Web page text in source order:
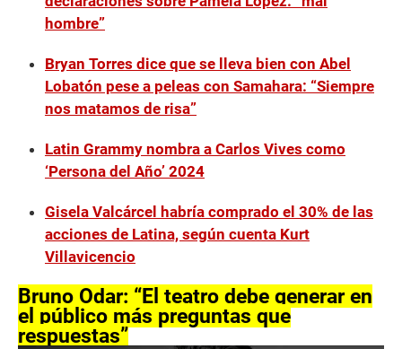
hombre”
Bryan Torres dice que se lleva bien con Abel
Lobatón pese a peleas con Samahara: “Siempre
nos matamos de risa”
Latin Grammy nombra a Carlos Vives como
‘Persona del Año’ 2024
Gisela Valcárcel habría comprado el 30% de las
acciones de Latina, según cuenta Kurt
Villavicencio
Bruno Odar: “El teatro debe generar en
el público más preguntas que
respuestas”